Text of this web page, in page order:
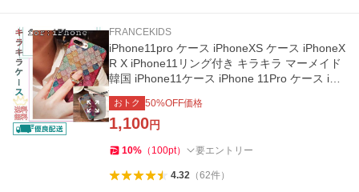
FRANCEKIDS
iPhone11pro ケース iPhoneXS ケース iPhoneX
R X iPhone11リング付き キラキラ マーメイド
韓国 iPhone11ケース iPhone 11Pro ケース iPh
one11 Pro Max
おトク 50%OFF価格
1,100円
10% （ 100pt） 要エントリー
4.32（62件）